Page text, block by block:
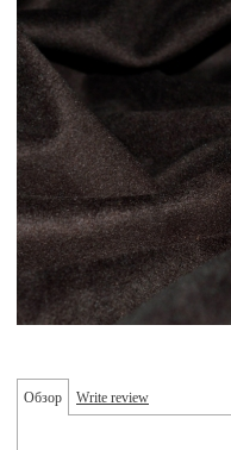
Обзор Write review